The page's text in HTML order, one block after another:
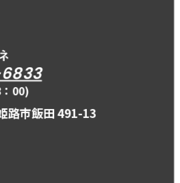
00)
路市飯田 491-13